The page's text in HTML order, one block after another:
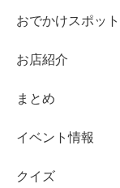
おでかけスポット
お店紹介
まとめ
イベント情報
クイズ